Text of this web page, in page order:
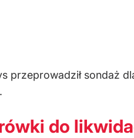
przeprowadził sondaż
do